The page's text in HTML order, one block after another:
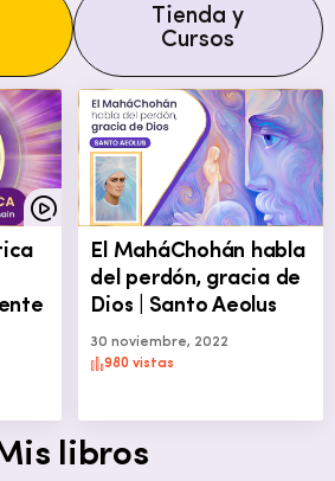
Tienda y
Cursos
El MaháChohán habla
del perdón, gracia de
Dios | Santo Aeolus
30 noviembre, 2022
980 vistas
libros